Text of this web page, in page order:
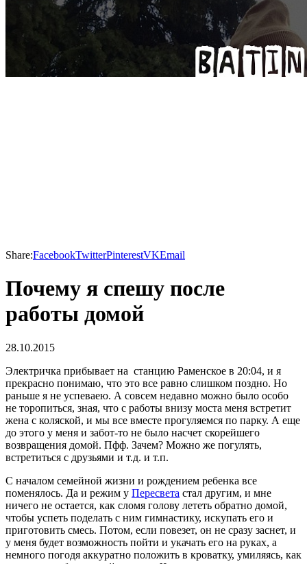
Share:FacebookTwitterPinterestVKEmail
Почему я спешу после
работы домой
28.10.2015
Электричка прибывает на станцию Раменское в 20:04, и я
прекрасно понимаю, что это все равно слишком поздно. Но
раньше я не успеваею. А совсем недавно можно было особо
не торопиться, зная, что с работы внизу моста меня встретит
жена с коляской, и мы все вместе прогуляемся по парку. А еще
до этого у меня и забот-то не было насчет скорейшего
возвращения домой. Пфф. Зачем? Можно же погулять,
встретиться с друзьями и т.д. и т.п.
С началом семейной жизни и рождением ребенка все
поменялось. Да и режим у Пересвета стал другим, и мне
ничего не остается, как сломя голову лететь обратно домой,
чтобы успеть поделать с ним гимнастику, искупать его и
приготовить смесь. Потом, если повезет, он не сразу заснет, и
у меня будет возможность пойти и укачать его на руках, а
немного погодя аккуратно положить в кроватку, умиляясь, как